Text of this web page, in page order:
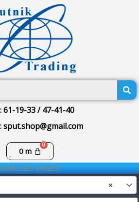
61-19-33 / 47-41-40
sput.shop@gmail.com
0m
Корзина
09:28:37
×